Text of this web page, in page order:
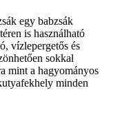
egy babzsák
is használható
vízlepergetős és
sokkal
mint a hagyományos
minden